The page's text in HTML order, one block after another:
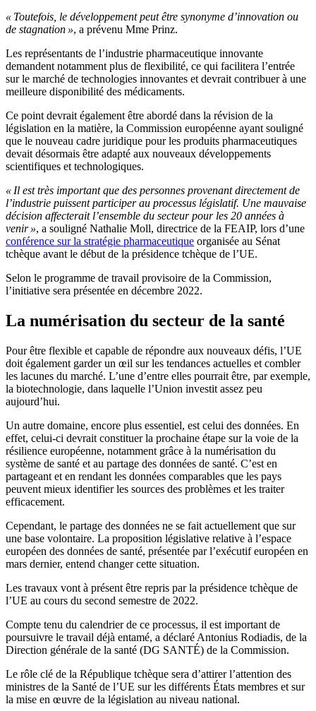
« Toutefois, le développement peut être synonyme d’innovation ou
de stagnation », a prévenu Mme Prinz.
Les représentants de l’industrie pharmaceutique innovante
demandent notamment plus de flexibilité, ce qui facilitera l’entrée
sur le marché de technologies innovantes et devrait contribuer à une
meilleure disponibilité des médicaments.
Ce point devrait également être abordé dans la révision de la
législation en la matière, la Commission européenne ayant souligné
que le nouveau cadre juridique pour les produits pharmaceutiques
devait désormais être adapté aux nouveaux développements
scientifiques et technologiques.
« Il est très important que des personnes provenant directement de
l’industrie puissent participer au processus législatif. Une mauvaise
décision affecterait l’ensemble du secteur pour les 20 années à
venir », a souligné Nathalie Moll, directrice de la FEAIP, lors d’une
conférence sur la stratégie pharmaceutique organisée au Sénat
tchèque avant le début de la présidence tchèque de l’UE.
Selon le programme de travail provisoire de la Commission,
l’initiative sera présentée en décembre 2022.
La numérisation du secteur de la santé
Pour être flexible et capable de répondre aux nouveaux défis, l’UE
doit également garder un œil sur les tendances actuelles et combler
les lacunes du marché. L’une d’entre elles pourrait être, par exemple,
la biotechnologie, dans laquelle l’Union investit assez peu
aujourd’hui.
Un autre domaine, encore plus essentiel, est celui des données. En
effet, celui-ci devrait constituer la prochaine étape sur la voie de la
résilience européenne, notamment grâce à la numérisation du
système de santé et au partage des données de santé. C’est en
partageant et en rendant les données comparables que les pays
peuvent mieux identifier les sources des problèmes et les traiter
efficacement.
Cependant, le partage des données ne se fait actuellement que sur
une base volontaire. La proposition législative relative à l’espace
européen des données de santé, présentée par l’exécutif européen en
mars dernier, entend changer cette situation.
Les travaux vont à présent être repris par la présidence tchèque de
l’UE au cours du second semestre de 2022.
Compte tenu du calendrier de ce processus, il est important de
poursuivre le travail déjà entamé, a déclaré Antonius Rodiadis, de la
Direction générale de la santé (DG SANTÉ) de la Commission.
Le rôle clé de la République tchèque sera d’attirer l’attention des
ministres de la Santé de l’UE sur les différents États membres et sur
la mise en œuvre de la législation au niveau national.